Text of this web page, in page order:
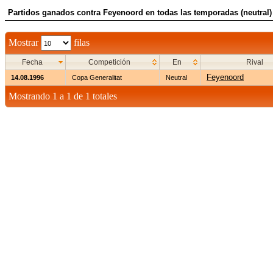
Partidos ganados contra Feyenoord en todas las temporadas (neutral)
Mostrar filas
Fecha Competición En Rival
14.08.1996 Copa Generalitat Neutral Feyenoord
Mostrando 1 a 1 de 1 totales